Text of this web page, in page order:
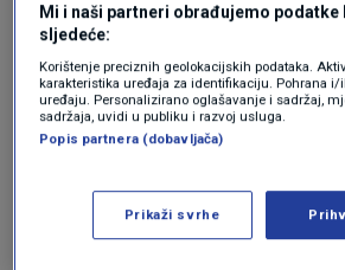
čine", rekao je Papa,
predsjednika.
"Nastavit ću glasno govoriti
nastojeći promicati mir,
multilateralne odnose među
bih tražio pravedna rješenja za
Mi i naši partneri obrađujemo
sljedeće:
Korištenje preciznih geolokacijskih podataka.
karakteristika uređaja za identifikaciju. Pohrana
uređaju. Personalizirano oglašavanje i sadržaj,
sadržaja, uvidi u publiku i razvoj usluga.
Popis partnera (dobavljača)
Prikaži svrhe